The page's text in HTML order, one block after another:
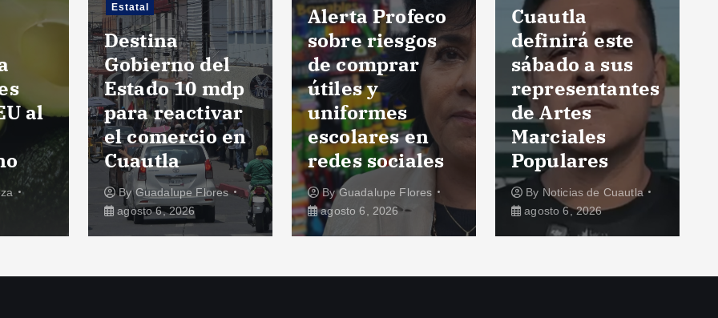
al
Estatal
Destina
Gobierno del
Estado 10 mdp
para reactivar
el comercio en
Cuautla
ByGuadalupe Flores
agosto 6, 2026
Alerta Profeco
sobre riesgos
de comprar
útiles y
uniformes
escolares en
redes sociales
ByGuadalupe Flores
agosto 6, 2026
Cuautla
definirá este
sábado a sus
representantes
de Artes
Marciales
Populares
By Noticias de Cuautla
agosto 6, 2026